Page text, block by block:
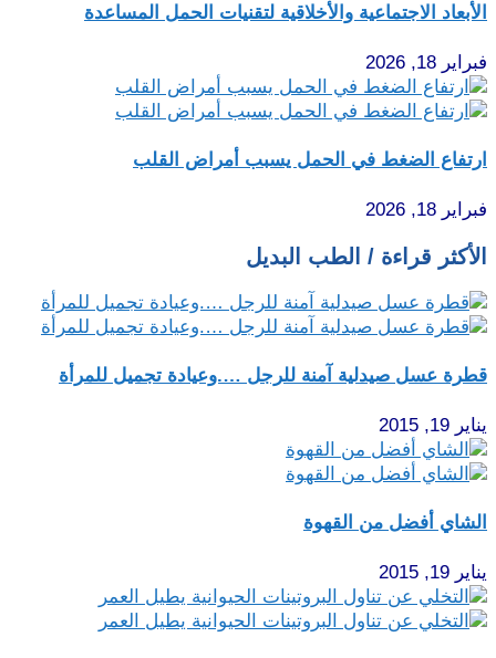
الأبعاد الاجتماعية والأخلاقية لتقنيات الحمل المساعدة
فبراير 18, 2026
ارتفاع الضغط في الحمل يسبب أمراض القلب
فبراير 18, 2026
الأكثر قراءة / الطب البديل
قطرة عسل صيدلية آمنة للرجل ….وعيادة تجميل للمرأة
يناير 19, 2015
الشاي أفضل من القهوة
يناير 19, 2015